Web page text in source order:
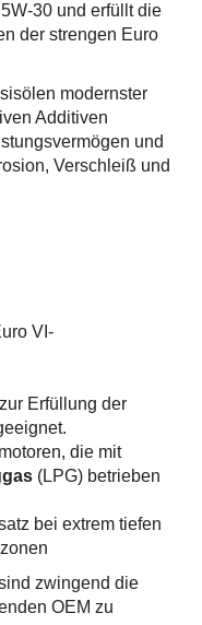
30 und erfüllt die
der strengen Euro
modernster
Additiven
und
Verschleiß und
VI-
Erfüllung der
die mit
(LPG) betrieben
bei extrem tiefen
zwingend die
OEM zu